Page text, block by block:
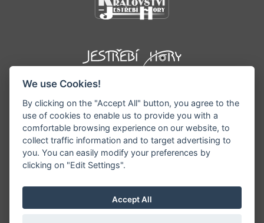
©1996 - 2026 Všechna práva vyhrazena serveru
zveřejňovaných informací a vyhrazuje si právo
We use Cookies!
By clicking on the "Accept All" button, you agree to the
use of cookies to enable us to provide you with a
comfortable browsing experience on our website, to
collect traffic information and to target advertising to
you. You can easily modify your preferences by
clicking on "Edit Settings".
Accept All